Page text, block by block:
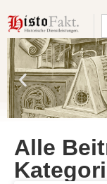
Alle